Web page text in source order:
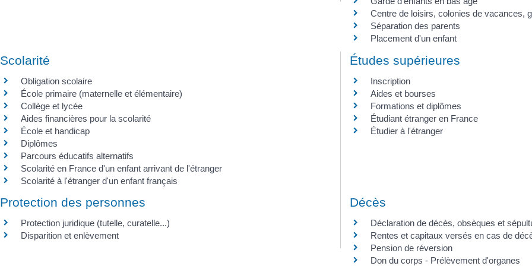
Centre de loisirs, colonies de vacances,
Séparation des parents
Placement d'un enfant
Scolarité
Obligation scolaire
École primaire (maternelle et élémentaire)
Collège et lycée
Aides financières pour la scolarité
École et handicap
Diplômes
Parcours éducatifs alternatifs
Scolarité en France d'un enfant arrivant de l'étranger
Scolarité à l'étranger d'un enfant français
Études supérieures
Inscription
Aides et bourses
Formations et diplômes
Étudiant étranger en France
Étudier à l'étranger
Protection des personnes
Protection juridique (tutelle, curatelle...)
Disparition et enlèvement
Décès
Déclaration de décès, obsèques et
Rentes et capitaux versés en cas de
Pension de réversion
Don du corps - Prélèvement d'organes